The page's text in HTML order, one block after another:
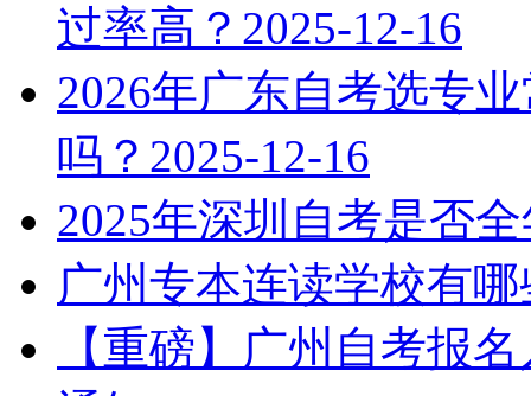
过率高？ 2025-12-16
2026年广东自考选专
吗？ 2025-12-16
2025年深圳自考是否
广州专本连读学校有
【重磅】广州自考报